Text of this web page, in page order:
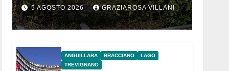
5 AGOSTO 2026 GRAZIAROSA VILLANI
ANGUILLARA BRACCIANO
LAGO
TREVIGNANO